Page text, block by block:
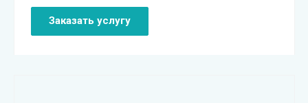
Заказать услугу